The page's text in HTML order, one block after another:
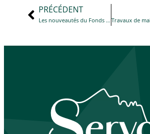
PRÉCÉDENT
Les nouveautés du Fonds Air Bois